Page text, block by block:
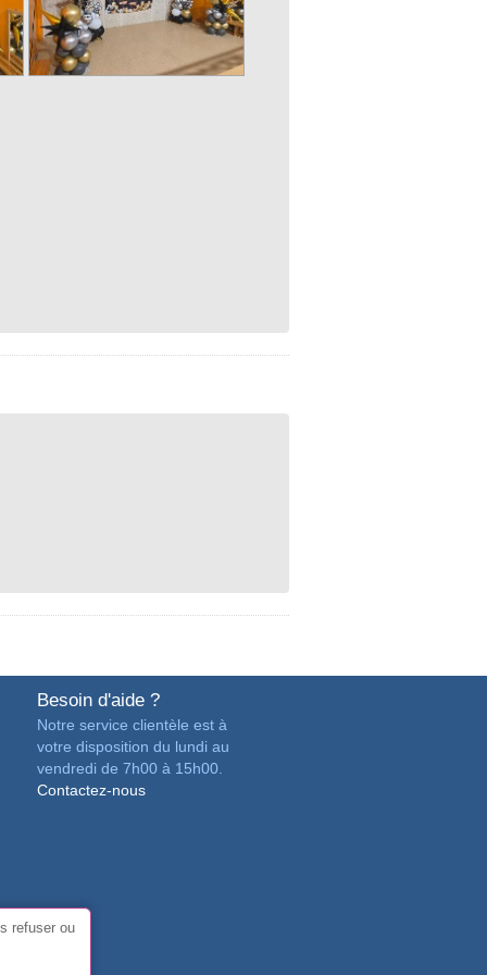
Besoin d'aide ?
Notre service clientèle est à
votre disposition du lundi au
vendredi de 7h00 à 15h00.
Contactez-nous
refuser ou